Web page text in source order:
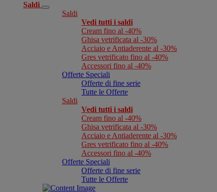
Saldi
Saldi
Vedi tutti i saldi
Cream fino al -40%
Ghisa vetrificata al -30%
Acciaio e Antiaderente al -30%
Gres vetrificato fino al -40%
Accessori fino al -40%
Offerte Speciali
Offerte di fine serie
Tutte le Offerte
Saldi
Vedi tutti i saldi
Cream fino al -40%
Ghisa vetrificata al -30%
Acciaio e Antiaderente al -30%
Gres vetrificato fino al -40%
Accessori fino al -40%
Offerte Speciali
Offerte di fine serie
Tutte le Offerte